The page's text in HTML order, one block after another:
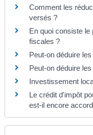
Comment les
versés ?
En quoi consiste le
fiscales ?
Peut-on déduire
Peut-on déduire
Investissement
Le crédit d'impôt
est-il encore